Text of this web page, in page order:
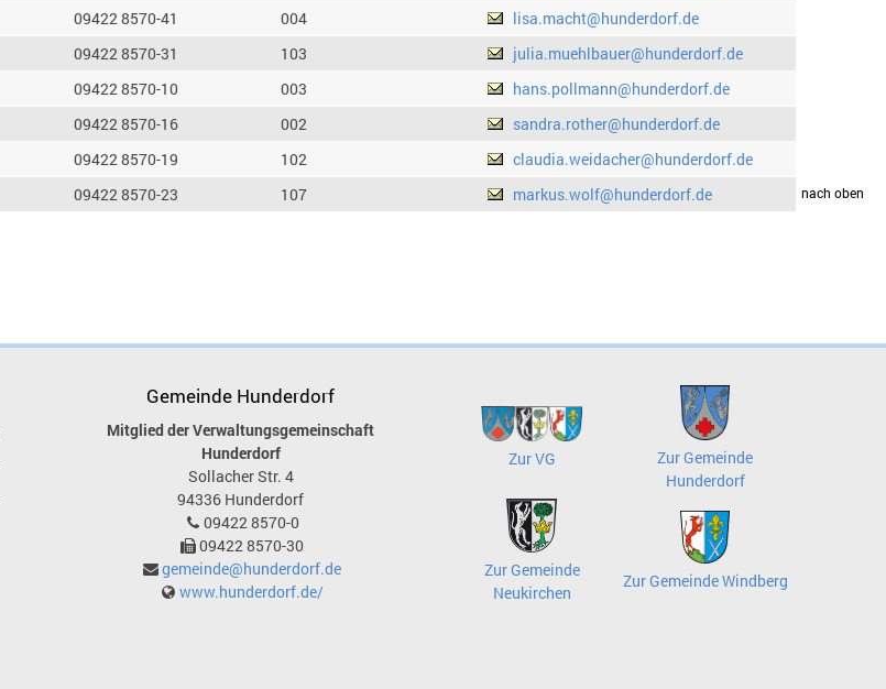
09422 8570-41 004
lisa.macht@hunderdorf.de
09422 8570-31 103
julia.muehlbauer@hunderdorf.de
09422 8570-10 003
hans.pollmann@hunderdorf.de
09422 8570-16 002
sandra.rother@hunderdorf.de
09422 8570-19 102
claudia.weidacher@hunderdorf.de
09422 8570-23 107 markus.wolf@hunderdorf.dedrucken nach oben
Gemeinde Hunderdorf
Mitglied der Verwaltungsgemeinschaft
Hunderdorf
Sollacher Str. 4
94336 Hunderdorf
09422 8570-0
09422 8570-30
gemeinde@hunderdorf.de
www.hunderdorf.de/
Zur VG
Zur Gemeinde
Hunderdorf
Zur Gemeinde
Neukirchen
Zur Gemeinde Windberg